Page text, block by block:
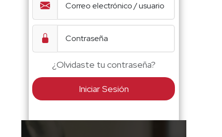
¿Olvidaste tu contraseña?
Iniciar Sesión